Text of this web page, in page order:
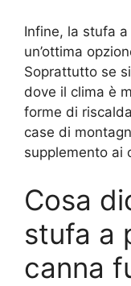
Infine, la stufa
un’ottima
Soprattutto se
dove il clima è
forme di
case di
supplemento ai
Cosa
stufa a
canna